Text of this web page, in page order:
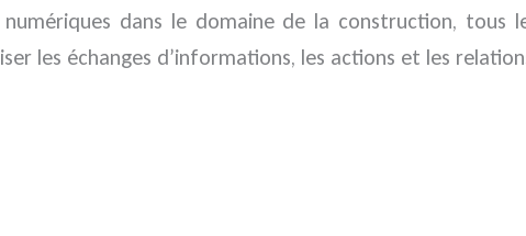
dans le domaine de la construction, tous
les échanges d’informations, les actions et les